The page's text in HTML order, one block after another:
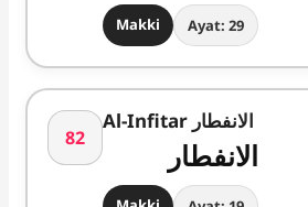
Makki Ayat: 29
82
Al-Infitar الانفطار
الانفطار